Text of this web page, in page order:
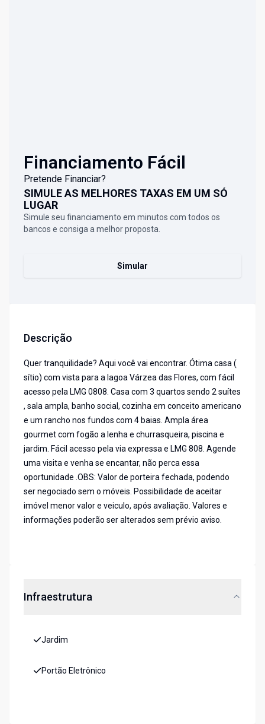
Financiamento Fácil
Pretende Financiar?
SIMULE AS MELHORES TAXAS EM UM SÓ
LUGAR
Simule seu financiamento em minutos com todos os
bancos e consiga a melhor proposta.
Simular
Descrição
Quer tranquilidade? Aqui você vai encontrar. Ótima casa (
sítio) com vista para a lagoa Várzea das Flores, com fácil
acesso pela LMG 0808. Casa com 3 quartos sendo 2 suítes
, sala ampla, banho social, cozinha em conceito americano
e um rancho nos fundos com 4 baias. Ampla área
gourmet com fogão a lenha e churrasqueira, piscina e
jardim. Fácil acesso pela via expressa e LMG 808. Agende
uma visita e venha se encantar, não perca essa
oportunidade .OBS: Valor de porteira fechada, podendo
ser negociado sem o móveis. Possibilidade de aceitar
imóvel menor valor e veiculo, após avaliação. Valores e
informações poderão ser alterados sem prévio aviso.
Infraestrutura
Jardim
Portão Eletrônico